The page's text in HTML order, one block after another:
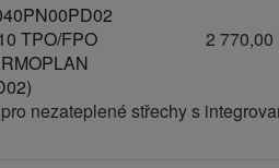
TPO/FPO
2 770,00
nezateplené střechy s